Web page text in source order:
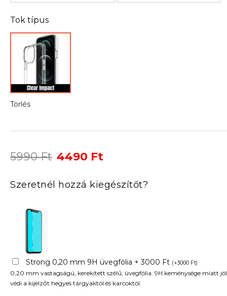
Tok típus
Törlés
5990Ft Original
was:
5990 Ft.
4490 Ft
is:
4490 Ft.
Szeretnél hozzá kiegészítőt?
Strong 0,20 mm 9H üvegfólia + 3000 Ft (+3000 Ft)
0,20 mm vastagságú, kerekített szélű, üvegfólia. 9H keménysége miatt jól
védi a kijelzőt hegyes tárgyaktól és karcoktól.